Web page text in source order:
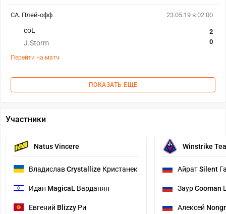
23.05.19 в 02:00
coL
J.Storm
2
0
Перейти на матч
СА. Плей-офф
ПОКАЗАТЬ ЕЩЕ
Участники
Natus Vincere
ВладиславCrystallize Кристанек
Идан MagicaL Варданян
Евгений Blizzy Ри
Winstrike
АйратSilent
ЗаурCooman
Алексей